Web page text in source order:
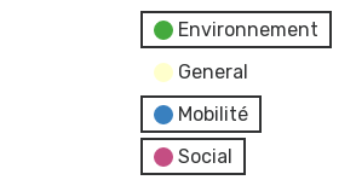
Environnement
General
Mobilité
Social